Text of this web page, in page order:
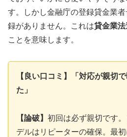
す。しかし金融庁の登録貸金業
録がありません。これは貸金業
ことを意味します。
【良い口コミ】「対応が親切
た」
【論破】 初回は必ず親切です
デルはリピーターの確保。最